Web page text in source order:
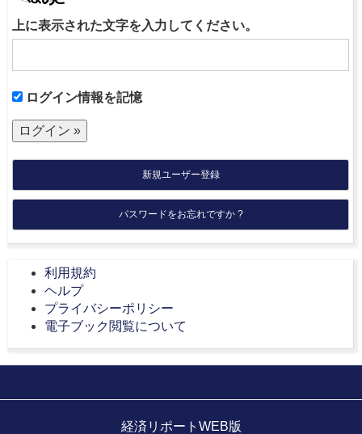
上に表示された文字を入力してください。
ログイン情報を記憶
新規ユーザー登録
パスワードをお忘れですか ?
利用規約
ヘルプ
プライバシーポリシー
電子ブック閲覧について
経済リポートWEB版